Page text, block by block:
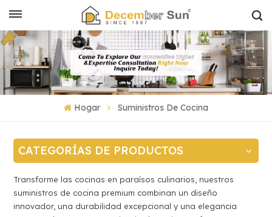
Hogar Suministros De Cocina
CATEGORÍAS DE PRODUCTOS
Transforme las cocinas en paraísos culinarios, nuestros
suministros de cocina premium combinan un diseño
innovador, una durabilidad excepcional y una elegancia